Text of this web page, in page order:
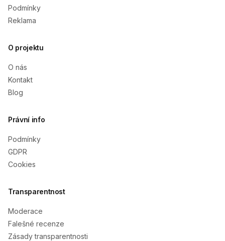
Podmínky
Reklama
O projektu
O nás
Kontakt
Blog
Právní info
Podmínky
GDPR
Cookies
Transparentnost
Moderace
Falešné recenze
Zásady transparentnosti